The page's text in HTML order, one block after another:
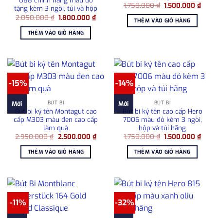
tặng kèm 3 ngòi, túi và hộp
2.050.000₫ Giá
là:
2.050.000 ₫.
1.800.000₫Giá
hiện
THÊM VÀO GIỎ HÀNG
1.750.000₫ Giá
là:
1.750.000 ₫.
1.500.000₫Giá
hiện
THÊM VÀO GIỎ HÀNG
-15%
Mới BÚT BI
Bút bi ký tên Montagut cao
cấp M303 màu đen cao cấp
làm quà
2.950.000₫ Giá
là:
2.950.000 ₫.
2.500.000 ₫Giá
hiện
2.500.000 ₫.
THÊM VÀO GIỎ HÀNG
-14%
Mới BÚT BI
Bút bi ký tên cao cấp Hero
7006 màu đỏ kèm 3 ngòi,
hộp và túi hãng
1.750.000₫ Giá
là:
1.750.000 ₫.
1.500.000₫Giá
hiện
THÊM VÀO GIỎ HÀNG
-11% -32%